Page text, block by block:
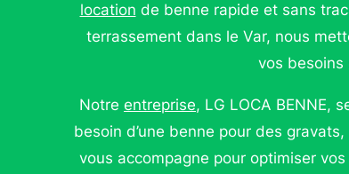
location de benne rapide et sans
terrassement dans le Var, nous
vos besoins
Notre entreprise, LG LOCA BENNE,
besoin d’une benne pour des
vous accompagne pour optimiser